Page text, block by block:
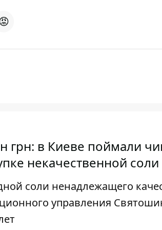
​​грн: в Киеве поймали
некачественной соли
соли ненадлежащего
управления